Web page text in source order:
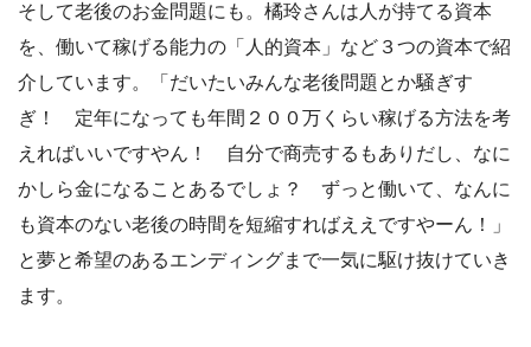
そして老後のお金問題にも。橘玲さんは人が持てる資本
を、働いて稼げる能力の「人的資本」など３つの資本で紹
介しています。「だいたいみんな老後問題とか騒ぎす
ぎ！ 定年になっても年間２００万くらい稼げる方法を考
えればいいですやん！ 自分で商売するもありだし、なに
かしら金になることあるでしょ？ ずっと働いて、なんに
も資本のない老後の時間を短縮すればええですやーん！」
と夢と希望のあるエンディングまで一気に駆け抜けていき
ます。